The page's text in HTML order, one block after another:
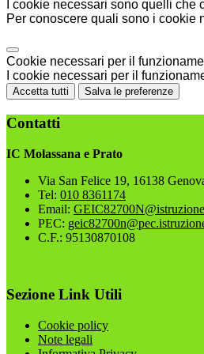
I cookie necessari sono quelli
Per conoscere quali sono i cookie
Cookie necessari per il
I cookie necessari per il
Accetta tutti Salva le preferenze
Contatti
IC Molassana e Prato
Via San Felice 19, 16138
Tel: 010 8361174
Email:
PEC:
C.F.: 95130870108
Sezione Link Utili
Cookie policy
Note legali